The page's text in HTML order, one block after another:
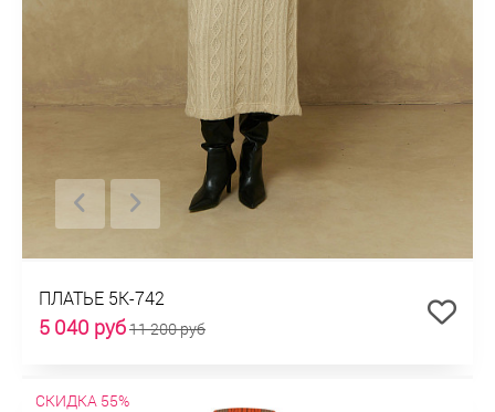
ПЛАТЬЕ 5К-742
5 040 руб11 200 руб
СКИДКА 55%